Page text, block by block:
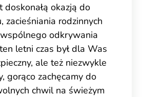
doskonałą okazją do
zacieśniania rodzinnych
odkrywania
letni czas był dla Was
ale też niezwykle
gorąco zachęcamy do
chwil na świeżym